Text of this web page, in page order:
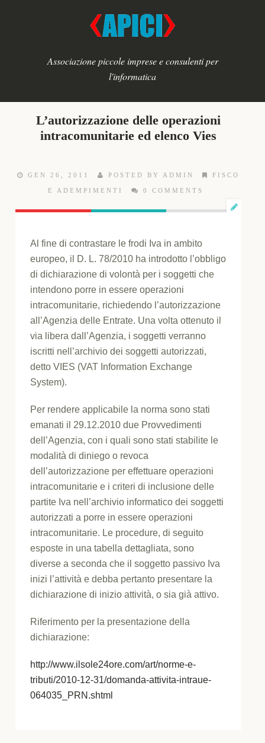
Associazione piccole imprese e consulenti per
l'informatica
L’autorizzazione delle operazioni
intracomunitarie ed elenco Vies
GEN 26, 2011 POSTED BY ADMIN FISCO
E ADEMPIMENTI 0 COMMENTS
Al fine di contrastare le frodi Iva in ambito
europeo, il D. L. 78/2010 ha introdotto l’obbligo
di dichiarazione di volontà per i soggetti che
intendono porre in essere operazioni
intracomunitarie, richiedendo l’autorizzazione
all’Agenzia delle Entrate. Una volta ottenuto il
via libera dall’Agenzia, i soggetti verranno
iscritti nell’archivio dei soggetti autorizzati,
detto VIES (VAT Information Exchange
System).
Per rendere applicabile la norma sono stati
emanati il 29.12.2010 due Provvedimenti
dell’Agenzia, con i quali sono stati stabilite le
modalità di diniego o revoca
dell’autorizzazione per effettuare operazioni
intracomunitarie e i criteri di inclusione delle
partite Iva nell’archivio informatico dei soggetti
autorizzati a porre in essere operazioni
intracomunitarie. Le procedure, di seguito
esposte in una tabella dettagliata, sono
diverse a seconda che il soggetto passivo Iva
inizi l’attività e debba pertanto presentare la
dichiarazione di inizio attività, o sia già attivo.
Riferimento per la presentazione della
dichiarazione:
http://www.ilsole24ore.com/art/norme-e-
tributi/2010-12-31/domanda-attivita-intraue-
064035_PRN.shtml